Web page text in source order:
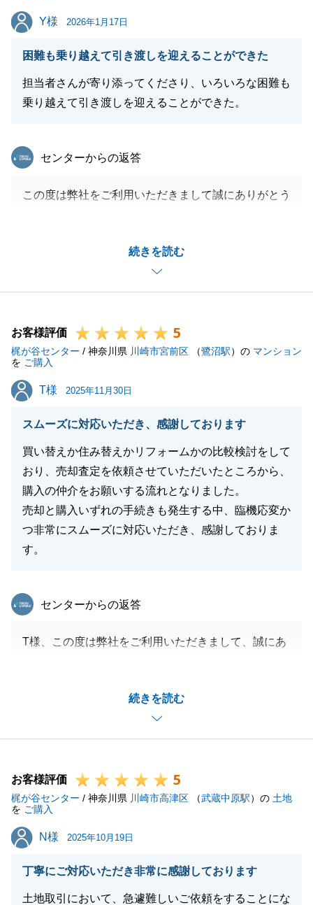
Y様
Y様 2026年1月17日
困難も乗り越えて引き渡しを迎えることができた
担当者さんが寄り添ってくださり、いろいろな困難も
乗り越えて引き渡しを迎えることができた。
続きを読む
東急リバブル
センターからの返答
この度は弊社をご利用いただきまして誠にありがとう
これからも、不動産に関するご質問などございました
らお気軽にご相談をいただけますと幸いです。
お客様評価 5
梶が谷センター / 神奈川県 川崎市宮前区 （鷺沼駅）の マンション
を ご購入
T様
T様 2025年11月30日
スムーズに対応いただき、感謝しております
買い替えか住み替えかリフォームかの比較検討をして
おり、売却査定を依頼させていただいたところから、
購入の仲介をお願いする流れとなりました。
売却と購入いずれの手続きも発生する中、臨機応変か
つ非常にスムーズに対応いただき、感謝しておりま
す。
続きを読む
東急リバブル
センターからの返答
T様、この度は弊社をご利用いただきまして、誠にあ
たのもT様のご協力あってでございます。
お忙しい中での色々なお手続きにご協力いただきまし
て、感謝申し上げます。
き続きよろしくお願いいたします。
お客様評価 5
梶が谷センター / 神奈川県 川崎市高津区 （武蔵中原駅）の 土地
を ご購入
N様
N様 2025年10月19日
丁寧にご対応いただき非常に感謝しております
土地取引において、急遽難しいご依頼をすることにな